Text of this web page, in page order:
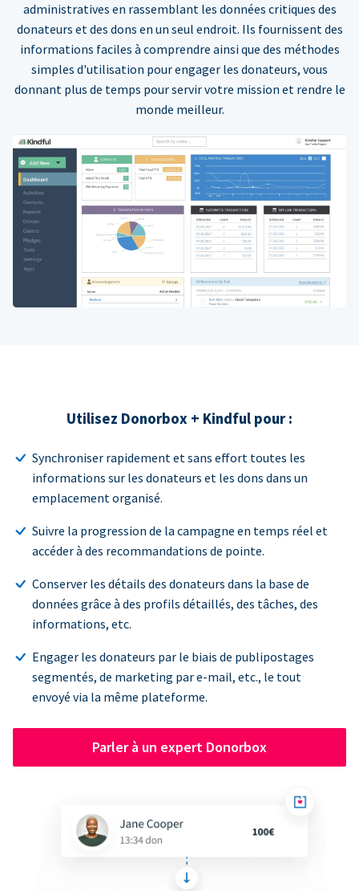
administratives en rassemblant les données critiques des
donateurs et des dons en un seul endroit. Ils fournissent des
informations faciles à comprendre ainsi que des méthodes
simples d'utilisation pour engager les donateurs, vous
donnant plus de temps pour servir votre mission et rendre le
monde meilleur.
Utilisez Donorbox + Kindful pour :
Synchroniser rapidement et sans effort toutes les
informations sur les donateurs et les dons dans un
emplacement organisé.
Suivre la progression de la campagne en temps réel et
accéder à des recommandations de pointe.
Conserver les détails des donateurs dans la base de
données grâce à des profils détaillés, des tâches, des
informations, etc.
Engager les donateurs par le biais de publipostages
segmentés, de marketing par e-mail, etc., le tout
envoyé via la même plateforme.
Parler à un expert Donorbox